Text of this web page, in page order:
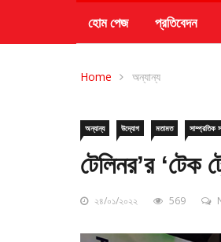
হোম পেজ প্রতিবেদন
Home অন্যান্য
অন্যান্য উদ্যোগ মতামত সাম্প্রতিক
টেলিনর’র ‘টেক
২৪/০১/২০২২ 569